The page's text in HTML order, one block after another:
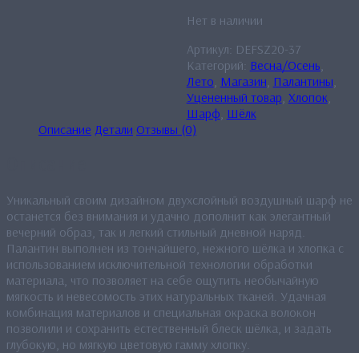
Нет в наличии
Артикул: DEFSZ20-37
Категорий: Весна/Осень
Лето Магазин Палантины
Уцененный товар Хлопок
Шарф Шёлк
Описание Детали Отзывы (0)
Уникальный своим дизайном двухслойный воздушный шарф не
останется без внимания и удачно дополнит как элегантный
вечерний образ, так и легкий стильный дневной наряд.
Палантин выполнен из тончайшего, нежного шёлка и хлопка с
использованием исключительной технологии обработки
материала, что позволяет на себе ощутить необычайную
мягкость и невесомость этих натуральных тканей. Удачная
комбинация материалов и специальная окраска волокон
позволили и сохранить естественный блеск шёлка, и задать
глубокую, но мягкую цветовую гамму хлопку.